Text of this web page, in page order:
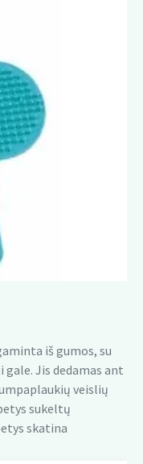
iš gumos, su
Jis dedamas ant
veislių
sukeltų
skatina